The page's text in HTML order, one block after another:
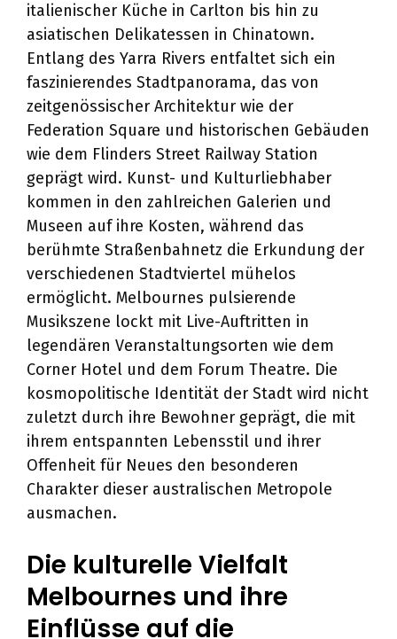
italienischer Küche in Carlton bis hin zu
asiatischen Delikatessen in Chinatown.
Entlang des Yarra Rivers entfaltet sich ein
faszinierendes Stadtpanorama, das von
zeitgenössischer Architektur wie der
Federation Square und historischen Gebäuden
wie dem Flinders Street Railway Station
geprägt wird. Kunst- und Kulturliebhaber
kommen in den zahlreichen Galerien und
Museen auf ihre Kosten, während das
berühmte Straßenbahnetz die Erkundung der
verschiedenen Stadtviertel mühelos
ermöglicht. Melbournes pulsierende
Musikszene lockt mit Live-Auftritten in
legendären Veranstaltungsorten wie dem
Corner Hotel und dem Forum Theatre. Die
kosmopolitische Identität der Stadt wird nicht
zuletzt durch ihre Bewohner geprägt, die mit
ihrem entspannten Lebensstil und ihrer
Offenheit für Neues den besonderen
Charakter dieser australischen Metropole
ausmachen.
Die kulturelle Vielfalt
Melbournes und ihre
Einflüsse auf die